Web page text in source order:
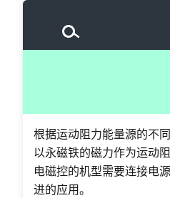
根据运动阻力能量源的不
以永磁铁的磁力作为运动
电磁控的机型需要连接电
进的应用。